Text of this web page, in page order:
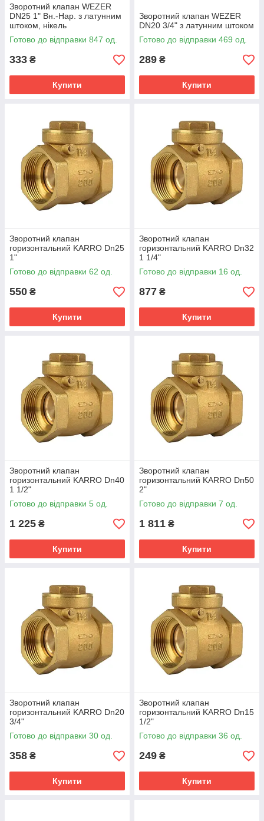
Зворотний клапан WEZER
DN25 1" Вн.-Нар. з латунним
штоком, нікель
Готово до відправки 847 од.
333 ₴
Купити
Зворотний клапан WEZER
DN20 3/4" з латунним штоком
Готово до відправки 469 од.
289 ₴
Купити
Зворотний клапан
горизонтальний KARRO Dn25
1"
Готово до відправки 62 од.
550 ₴
Купити
Зворотний клапан
горизонтальний KARRO Dn32
1 1/4"
Готово до відправки 16 од.
877 ₴
Купити
Зворотний клапан
горизонтальний KARRO Dn40
1 1/2"
Готово до відправки 5 од.
1 225 ₴
Купити
Зворотний клапан
горизонтальний KARRO Dn50
2"
Готово до відправки 7 од.
1 811 ₴
Купити
Зворотний клапан
горизонтальний KARRO Dn20
3/4"
Готово до відправки 30 од.
358 ₴
Купити
Зворотний клапан
горизонтальний KARRO Dn15
1/2"
Готово до відправки 36 од.
249 ₴
Купити